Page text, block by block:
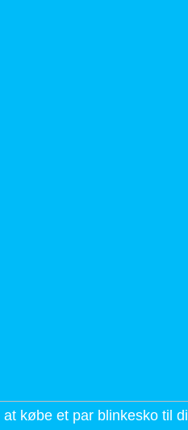
at købe et par blinkesko til